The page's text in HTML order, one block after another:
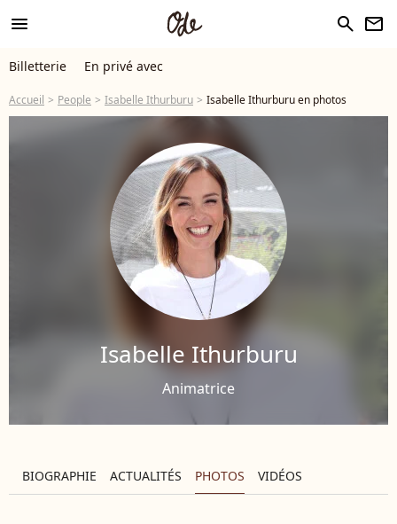
menu search newsletter
Billetterie En privé avec
Accueil People Isabelle Ithurburu Isabelle Ithurburu en photos
Isabelle Ithurburu
Animatrice
BIOGRAPHIE ACTUALITÉS PHOTOS VIDÉOS